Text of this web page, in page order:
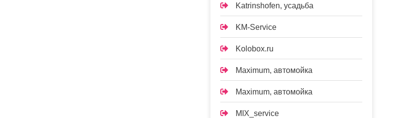
Katrinshofen, усадьба
KM-Service
Kolobox.ru
Maximum, автомойка
Maximum, автомойка
MIX_service